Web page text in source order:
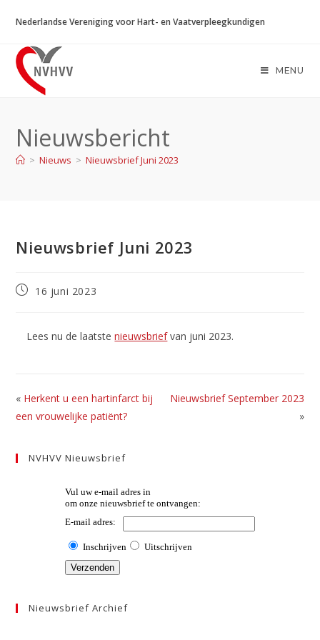
naar
inhoud
Nederlandse Vereniging voor Hart- en Vaatverpleegkundigen
MENU
Nieuwsbericht
> Nieuws > Nieuwsbrief Juni 2023
Nieuwsbrief Juni 2023
Bericht16 juni 2023
Lees nu de laatstenieuwsbriefvan juni 2023.
« Herkent u een hartinfarct bij
een vrouwelijke patiënt?
Nieuwsbrief September 2023
»
NVHVV Nieuwsbrief
Nieuwsbrief Archief